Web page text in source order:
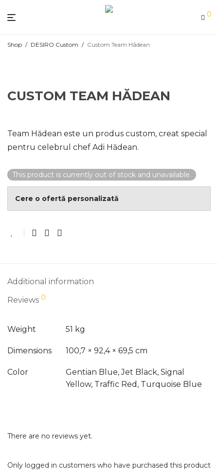
0
Shop / DESIRO Custom / Custom Team Hădean
CUSTOM TEAM HĂDEAN
Team Hădean este un produs custom, creat special
pentru celebrul chef Adi Hădean.
This product is currently out of stock and unavailable.
Cere o ofertă personalizată
Additional information
Reviews 0
Weight 51 kg
Dimensions 100,7 × 92,4 × 69,5 cm
Color
Gentian Blue, Jet Black, Signal
Yellow, Traffic Red, Turquoise Blue
There are no reviews yet.
Only logged in customers who have purchased this product